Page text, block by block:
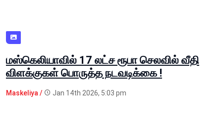
மஸ்கெலியாவில் 17 லட்ச ரூபா செலவில் வீதி
விளக்குகள் பொருத்த நடவடிக்கை !
Maskeliya / Jan 14th 2026, 5:03 pm